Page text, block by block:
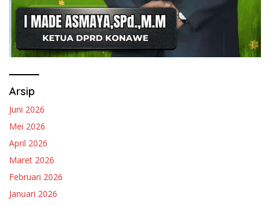
Arsip
Juni 2026
Mei 2026
April 2026
Maret 2026
Februari 2026
Januari 2026